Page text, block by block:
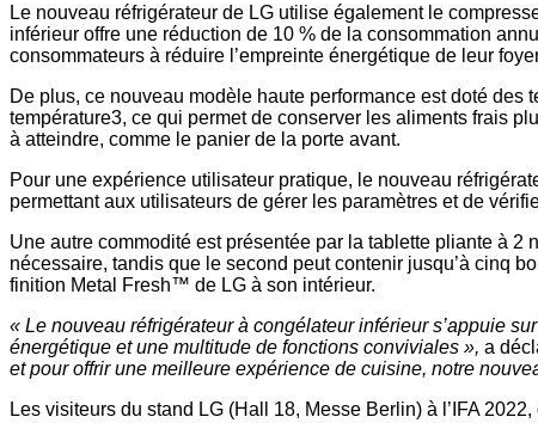
Le nouveau réfrigérateur de LG utilise également le
inférieur offre une réduction de 10 % de la consommation
consommateurs à réduire l’empreinte énergétique de leur
De plus, ce nouveau modèle haute performance est doté
température3, ce qui permet de conserver les aliments frais
à atteindre, comme le panier de la porte avant.
Pour une expérience utilisateur pratique, le nouveau
permettant aux utilisateurs de gérer les paramètres et de
Une autre commodité est présentée par la tablette pliante à
nécessaire, tandis que le second peut contenir jusqu’à cinq
finition Metal Fresh™ de LG à son intérieur.
« Le nouveau réfrigérateur à congélateur inférieur s’appuie
énergétique et une multitude de fonctions conviviales », a
et pour offrir une meilleure expérience de cuisine, notre
Les visiteurs du stand LG (Hall 18, Messe Berlin) à l’IFA